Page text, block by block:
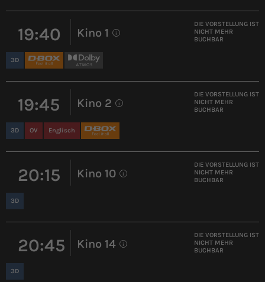
19:40 Kino 1 i
3D
DIE VORSTELLUNG IST
NICHT MEHR
BUCHBAR
19:45 Kino 2 i
3D OV Englisch
DIE VORSTELLUNG IST
NICHT MEHR
BUCHBAR
20:15 Kino 10 i
3D
DIE VORSTELLUNG IST
NICHT MEHR
BUCHBAR
20:45 Kino 14 i
3D
DIE VORSTELLUNG IST
NICHT MEHR
BUCHBAR